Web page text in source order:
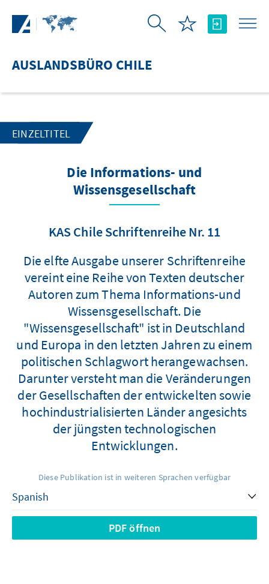
AUSLANDSBÜRO CHILE
EINZELTITEL
Die Informations- und
Wissensgesellschaft
KAS Chile Schriftenreihe Nr. 11
Die elfte Ausgabe unserer Schriftenreihe
vereint eine Reihe von Texten deutscher
Autoren zum Thema Informations-und
Wissensgesellschaft. Die
"Wissensgesellschaft" ist in Deutschland
und Europa in den letzten Jahren zu einem
politischen Schlagwort herangewachsen.
Darunter versteht man die Veränderungen
der Gesellschaften der entwickelten sowie
hochindustrialisierten Länder angesichts
der jüngsten technologischen
Entwicklungen.
Diese Publikation ist in weiteren Sprachen verfügbar
PDF öffnen